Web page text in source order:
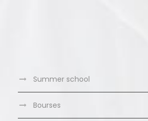
Summer school
Bourses